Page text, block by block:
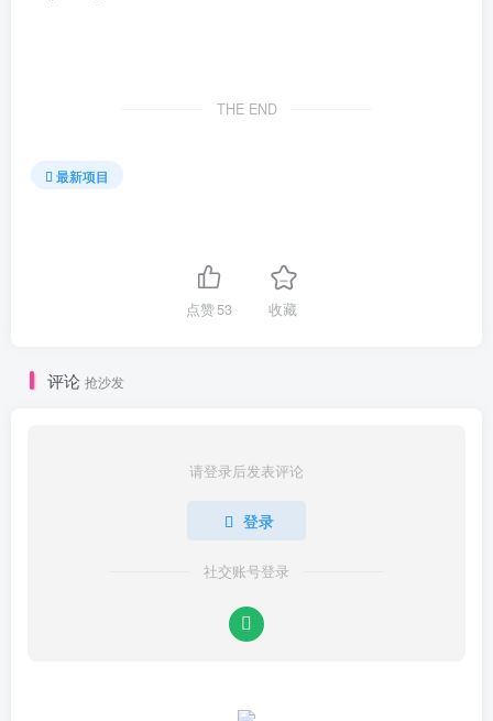
THE END
最新项目
点赞53 收藏
评论 抢沙发
请登录后发表评论
登录
社交账号登录